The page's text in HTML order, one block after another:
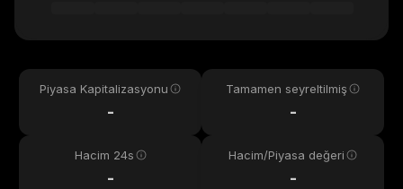
Piyasa Kapitalizasyonu
-
Tamamen seyreltilmiş
-
Hacim 24s
-
Hacim/Piyasa değeri
-